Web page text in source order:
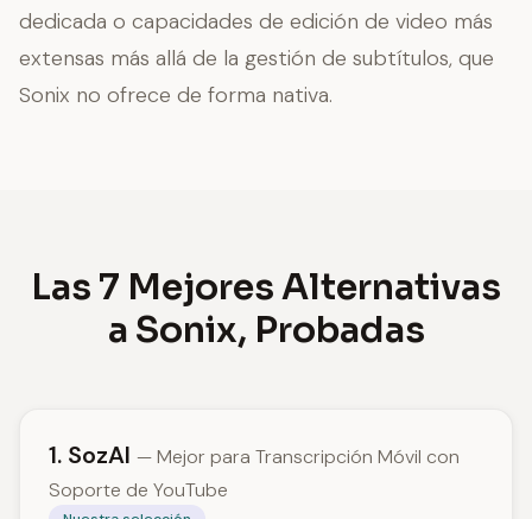
dedicada o capacidades de edición de video más
extensas más allá de la gestión de subtítulos, que
Sonix no ofrece de forma nativa.
Las 7 Mejores Alternativas
a Sonix, Probadas
1. SozAI — Mejor para Transcripción Móvil con
Soporte de YouTube